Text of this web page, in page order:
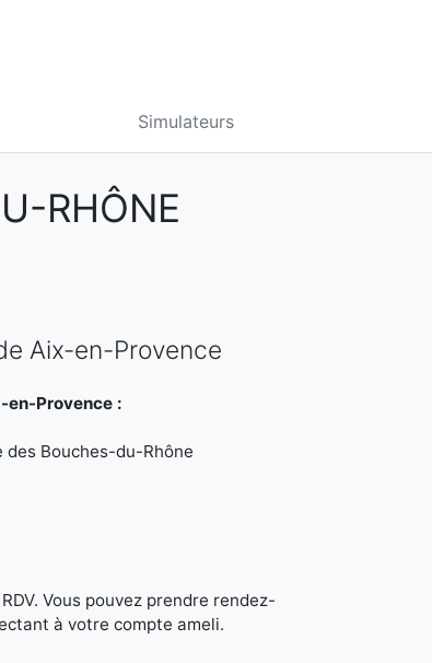
Simulateurs
RHÔNE
Aix-en-Provence
en-Provence :
Bouches-du-Rhône
Vous pouvez prendre rendez-
à votre compte ameli.